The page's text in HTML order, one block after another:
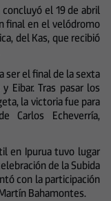
el 19 de abril
final en el velódromo
del Kas, que recibió
ser el final de la sexta
Eibar. Tras pasar los
la victoria fue para
Carlos Echeverría,
en Ipurua tuvo lugar
de la Subida
con la participación
Bahamontes.